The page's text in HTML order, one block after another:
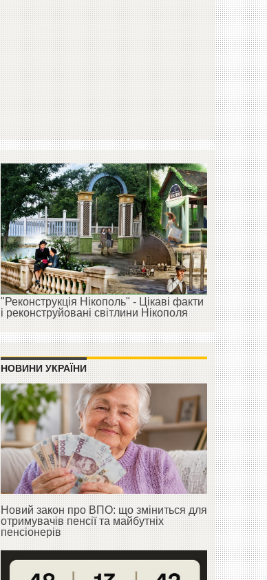
"Реконструкція Нікополь" - Цікаві факти
і реконструйовані світлини Нікополя
НОВИНИ УКРАЇНИ
Новий закон про ВПО: що зміниться для
отримувачів пенсії та майбутніх
пенсіонерів